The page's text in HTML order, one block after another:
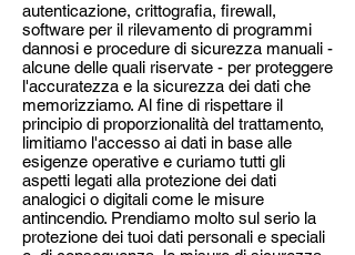
autenticazione, crittografia, firewall,
software per il rilevamento di programmi
dannosi e procedure di sicurezza manuali -
alcune delle quali riservate - per proteggere
l'accuratezza e la sicurezza dei dati che
memorizziamo. Al fine di rispettare il
principio di proporzionalità del trattamento,
limitiamo l'accesso ai dati in base alle
esigenze operative e curiamo tutti gli
aspetti legati alla protezione dei dati
analogici o digitali come le misure
antincendio. Prendiamo molto sul serio la
protezione dei tuoi dati personali e speciali